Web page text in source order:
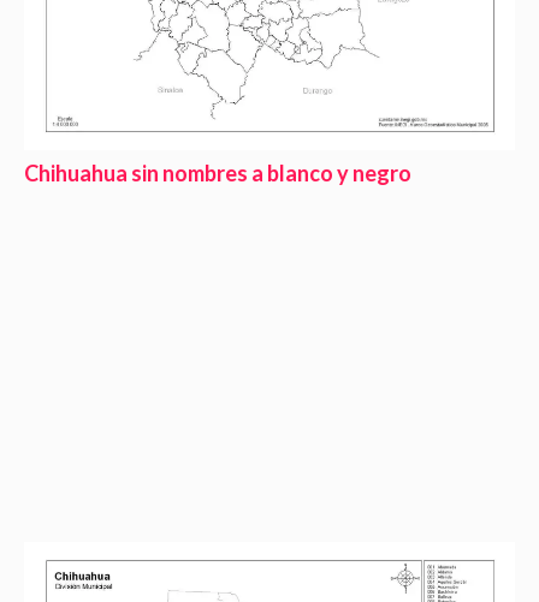
Chihuahua sin nombres a blanco y negro